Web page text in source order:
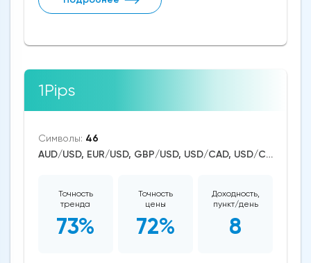
1Pips
Символы: 46
AUD/USD, EUR/USD, GBP/USD, USD/CAD, USD/CHF, USD/JPY, CAD/CHF, EUR/AUD, EUR/NZD, EUR/GBP, CAD/JPY, GBP/AUD, GBP/NZD, AUD/NZD, NZD/CHF, AUD/CHF, EUR/JPY, CHF/JPY, EUR/CAD, GBP/JPY, NZD/JPY, AUD/JPY, NZD/USD, GBP/CAD, NZD/CAD, AUD/CAD, Cardano/USD, BitcoinCash/USD, Litecoin/USD, Ethereum/USD, Monero/USD, Bitcoin/USD, XRP/USD, US Dollar Index, Dow Jones, NASDAQ 100, S&P 500, Brent Crude Oil, WTI Crude Oil, Natural Gas, Silver, Gold, Wheat, Dogecoin, Binance Coin, Solana
Точность
тренда
73%
Точность
цены
72%
Доходность,
пункт/день
8